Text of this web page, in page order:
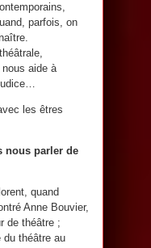
parfois, on
aide à
les êtres
nous parler de
quand
Anne Bouvier,
de théâtre ;
du théâtre au